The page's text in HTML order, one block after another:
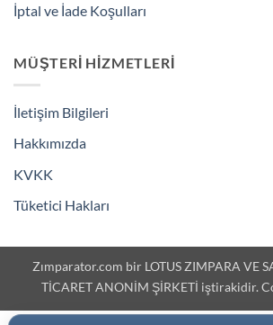
İptal ve İade Koşulları
MÜŞTERI HIZMETLERI
İletişim Bilgileri
Hakkımızda
KVKK
Tüketici Hakları
Zımparator.com bir LOTUS ZIMPARA VE
TİCARET ANONİM ŞİRKETİ iştirakidir.